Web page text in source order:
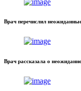
Врач перечислил
Врач рассказала о